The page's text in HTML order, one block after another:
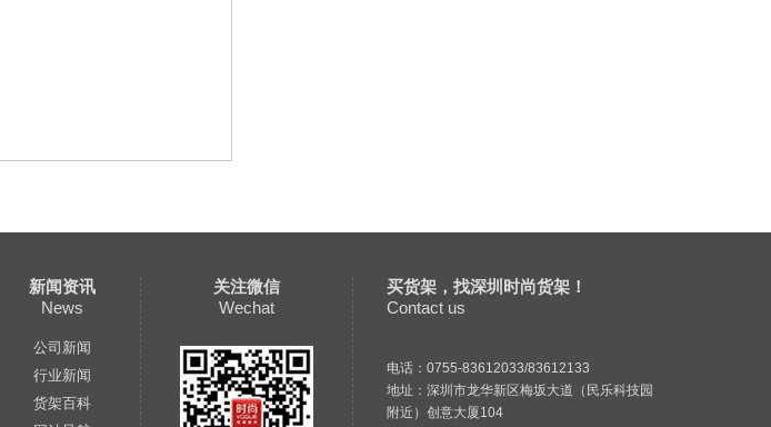
新闻资讯
News
公司新闻
行业新闻
货架百科
关注微信
Wechat
买货架，找深圳时尚货架！
Contact us
电话：0755-83612033/83612133
地址：深圳市龙华新区梅坂大道（民乐科技园
附近）创意大厦104